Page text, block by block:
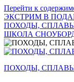
Перейти к
ЭКСТРИМ В
ПОХОДЫ,
ШКОЛА
ПОХОДЫ,